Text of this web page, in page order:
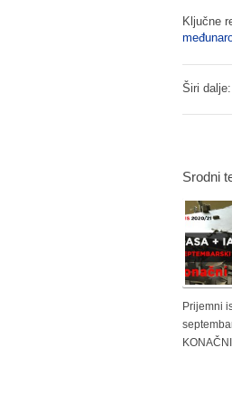
Ključne
Širi dalje:
Srodni
Prijemni